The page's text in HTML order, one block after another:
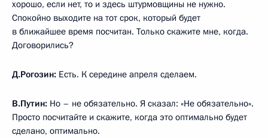
хорошо, если нет, то и здесь штурмовщины не нужно.
Спокойно выходите на тот срок, который будет
в ближайшее время посчитан. Только скажите мне, когда.
Договорились?
Д.Рогозин: Есть. К середине апреля сделаем.
В.Путин: Но – не обязательно. Я сказал: «Не обязательно».
Просто посчитайте и скажите, когда это оптимально будет
сделано, оптимально.